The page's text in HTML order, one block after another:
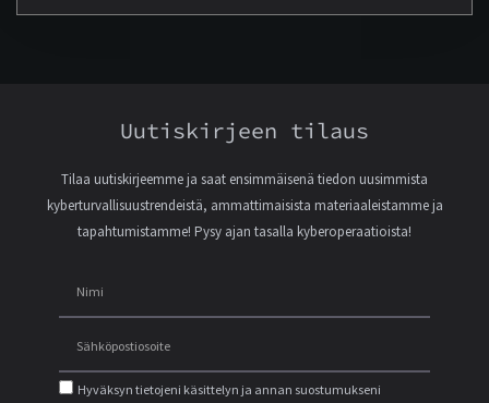
Uutiskirjeen tilaus
Tilaa uutiskirjeemme ja saat ensimmäisenä tiedon uusimmista
kyberturvallisuustrendeistä, ammattimaisista materiaaleistamme ja
tapahtumistamme! Pysy ajan tasalla kyberoperaatioista!
Hyväksyn tietojeni käsittelyn ja annan suostumukseni